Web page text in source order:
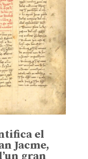
el
Jacme,